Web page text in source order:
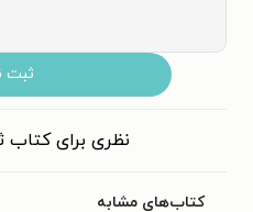
ثبت
نظری برای
کتاب‌های مشابه